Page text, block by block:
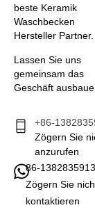
beste Keramik
Waschbecken
Hersteller Partner.
Lassen Sie uns
gemeinsam das
Geschäft
+86-
Zögern Sie
anzurufen
86-
Zögern Sie
kontaktieren